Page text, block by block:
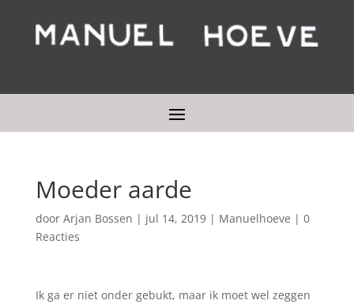
Moeder aarde
door Arjan Bossen | jul 14, 2019| Manuelhoeve | 0
Reacties
Ik ga er niet onder gebukt, maar ik moet wel zeggen